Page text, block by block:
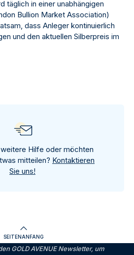
täglich in einer unabhängigen
Bullion Market Association)
dass Anleger kontinuierlich
und den aktuellen Silberpreis im
Hilfe oder möchten
mitteilen? Kontaktieren
Sie uns!
SEITENANFANG
GOLD AVENUE Newsletter, um